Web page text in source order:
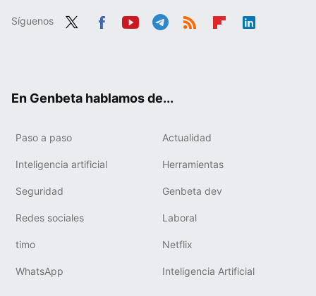
Síguenos
En Genbeta hablamos de...
Paso a paso Actualidad
Inteligencia artificial Herramientas
Seguridad Genbeta dev
Redes sociales Laboral
timo Netflix
WhatsApp Inteligencia Artificial